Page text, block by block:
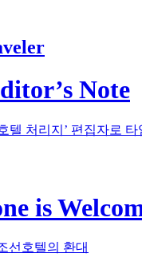
Note
텔 처리지’ 편집자로
is
선호텔의 환대